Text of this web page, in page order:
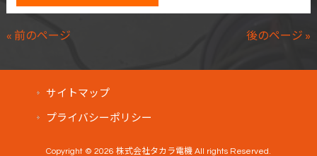
« 前のページ 後のページ »
サイトマップ
プライバシーポリシー
Copyright © 2026 株式会社タカラ電機 All rights Reserved.